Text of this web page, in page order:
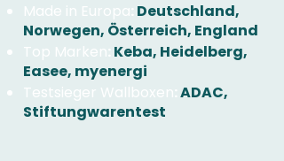
Made in Europa: Deutschland,
Norwegen, Österreich, England
Top Marken: Keba, Heidelberg,
Easee, myenergi
Testsieger Wallboxen:ADAC,
Stiftungwarentest